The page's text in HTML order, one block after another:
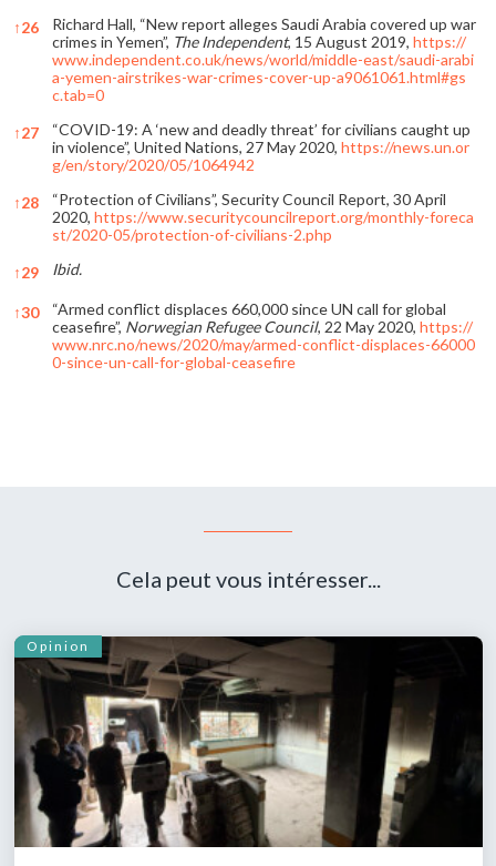
↑26
Richard Hall, “New report alleges Saudi Arabia covered up war
crimes in Yemen”, The Independent, 15 August 2019, https://
www.independent.co.uk/news/world/middle-east/saudi-arabi
a-yemen-airstrikes-war-crimes-cover-up-a9061061.html#gs
c.tab=0
↑27
“COVID-19: A ‘new and deadly threat’ for civilians caught up
in violence”, United Nations, 27 May 2020, https://news.un.or
g/en/story/2020/05/1064942
↑28
“Protection of Civilians”, Security Council Report, 30 April
2020, https://www.securitycouncilreport.org/monthly-foreca
st/2020-05/protection-of-civilians-2.php
↑29 Ibid.
↑30
“Armed conflict displaces 660,000 since UN call for global
ceasefire”, Norwegian Refugee Council, 22 May 2020, https://
www.nrc.no/news/2020/may/armed-conflict-displaces-66000
0-since-un-call-for-global-ceasefire
Cela peut vous intéresser...
Opinion